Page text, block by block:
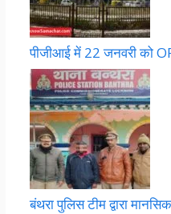
पीजीआई में 22 जनवरी को
बंथरा पुलिस टीम द्वारा